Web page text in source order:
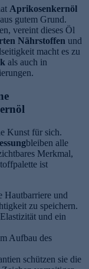
Aprikosenkernöl
gutem Grund.
vereint dieses Öl
Nährstoffen und
macht es zu
als auch in
Kunst für sich.
bleiben alle
Merkmal,
ist
Hautbarriere und
zu speichern.
und ein
Aufbau des
schützen sie die